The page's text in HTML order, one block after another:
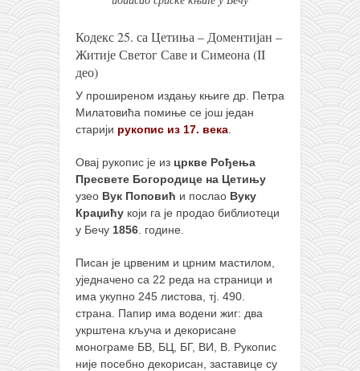
Кодекс 25. са Цетиња – Доментијан –
Житије Светог Саве и Симеона (II
део)
У проширеном издању књиге др. Петра
Милатовића помиње се још један
старији рукопис из 17. века
Овај рукопис је из цркве Рођења
Пресвете Богородице на Цетињу
узео Вук Поповић и послао Вуку
Краџићу који га је продао библиотеци
у Бечу 1856 . године.
Писан је црвеним и црним мастилом,
уједначено са 22 реда на страници и
има укупно 245 листова, тј. 490.
страна. Папир има водени жиг: два
укрштена кључа и декорисане
монограме БВ, БЦ, БГ, ВИ, В. Рукопис
није посебно декорисан, заставице су